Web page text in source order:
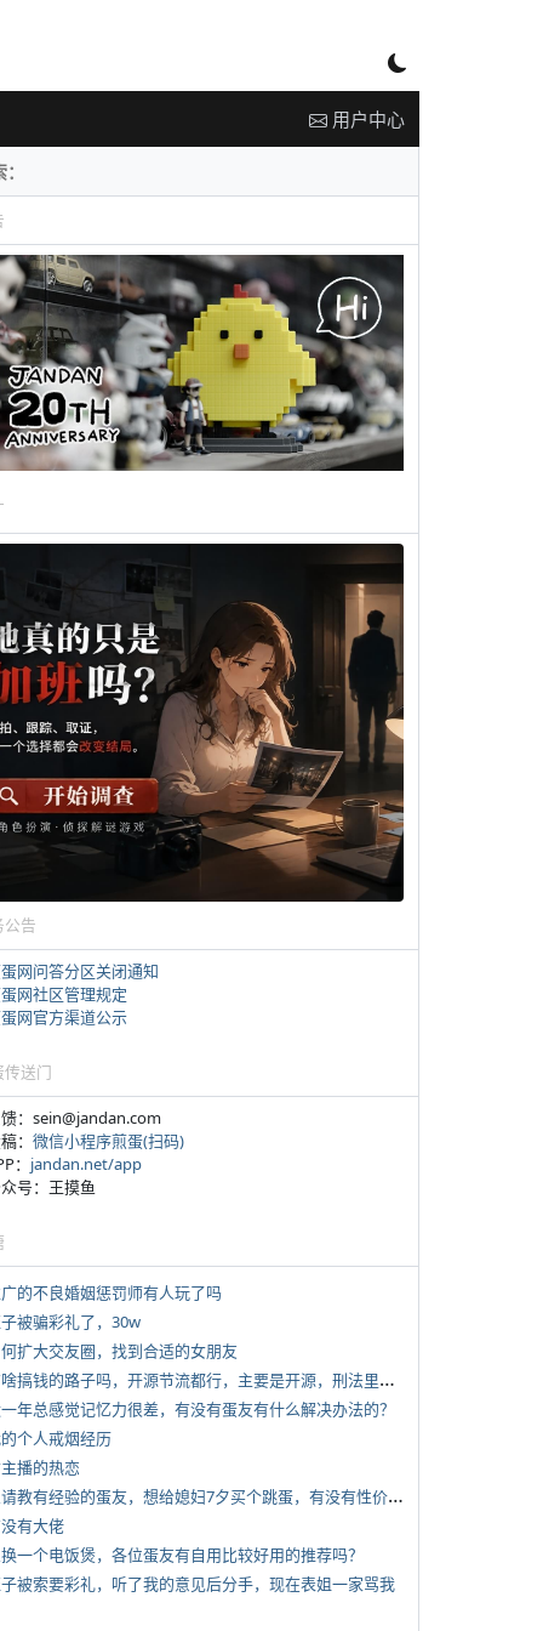
用户中心
公告
网问答分区关闭通知
网社区管理规定
网官方渠道公示
传送门
：sein@jandan.com
： 微信小程序煎蛋(扫码)
： jandan.net/app
号：王摸鱼
的不良婚姻惩罚师有人玩了吗
被骗彩礼了，30w
扩大交友圈，找到合适的女朋友
*
有啥搞钱的路子吗，开源节流都行，主要是开源，刑法里的咱不做
年总感觉记忆力很差，有没有蛋友有什么解决办法的？
个人戒烟经历
播的热恋
*
想请教有经验的蛋友，想给媳妇7夕买个跳蛋，有没有性价比高的推荐
有大佬
一个电饭煲，各位蛋友有自用比较好用的推荐吗？
被索要彩礼，听了我的意见后分手，现在表姐一家骂我